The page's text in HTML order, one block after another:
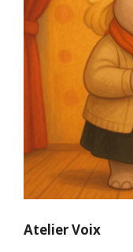
Atelier Voix